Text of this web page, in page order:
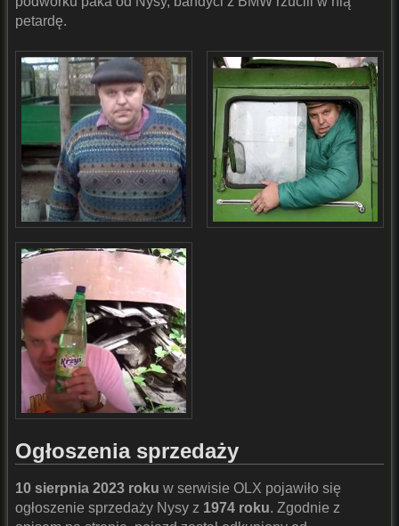
petardę.
Ogłoszenia sprzedaży
10 sierpnia 2023 roku w serwisie OLX pojawiło się
ogłoszenie sprzedaży Nysy z 1974 roku. Zgodnie z